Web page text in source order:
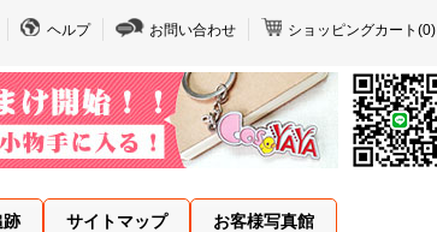
ヘルプ お問い合わせ ショッピングカート(0)
跡 サイトマップ お客様写真館